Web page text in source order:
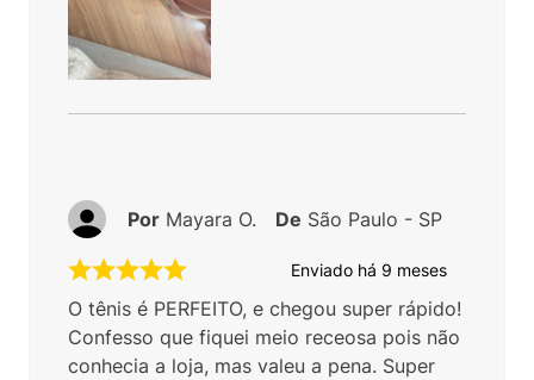
Enviado há 9 meses
O tênis é PERFEITO, e chegou super rápido!
Confesso que fiquei meio receosa pois não
conhecia a loja, mas valeu a pena. Super
Por Mayara O. De São Paulo - SP